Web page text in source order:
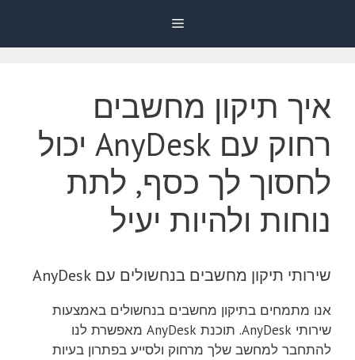
Menu
איך תיקון מחשבים
רחוק עם AnyDesk יכול
לחסוך לך כסף, לתת
נוחות ולהיות יעיל
שירותי תיקון מחשבים בנחשולים עם AnyDesk
אנו מתמחים בתיקון מחשבים בנחשולים באמצעות
שירותי AnyDesk. תוכנת AnyDesk מאפשרת לנו
להתחבר למחשב שלך מרחוק ולסייע בפתרון בעיות